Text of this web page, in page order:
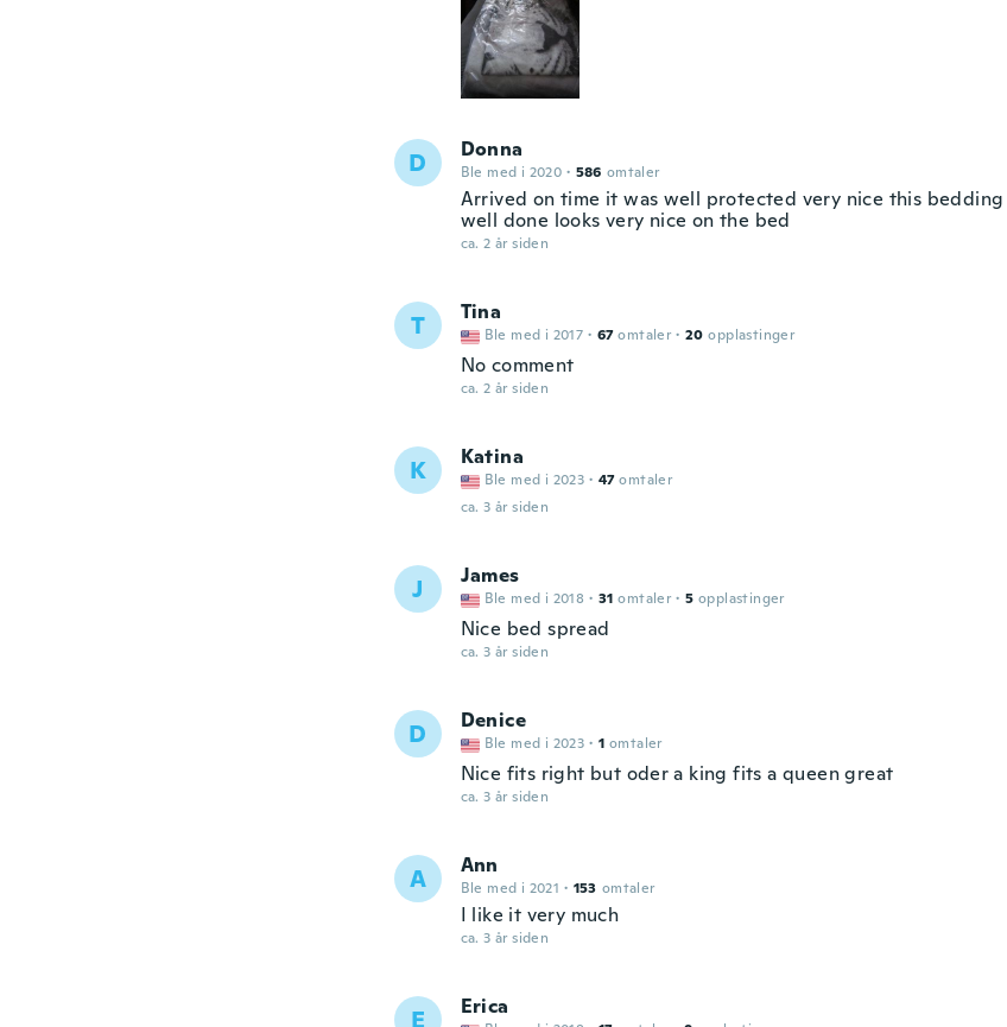
D Donna
Ble med i 2020 · 586 omtaler
Arrived on time it was well protected very nice this
well done looks very nice on the bed
ca. 2 år siden
T Tina
Ble med i 2017 · 67 omtaler · 20 opplastinger
No comment
ca. 2 år siden
K Katina
Ble med i 2023 · 47 omtaler
ca. 3 år siden
J James
Ble med i 2018 · 31 omtaler · 5 opplastinger
Nice bed spread
ca. 3 år siden
D Denice
Ble med i 2023 · 1 omtaler
Nice fits right but oder a king fits a queen great
ca. 3 år siden
A Ann
Ble med i 2021 · 153 omtaler
I like it very much
ca. 3 år siden
E Erica